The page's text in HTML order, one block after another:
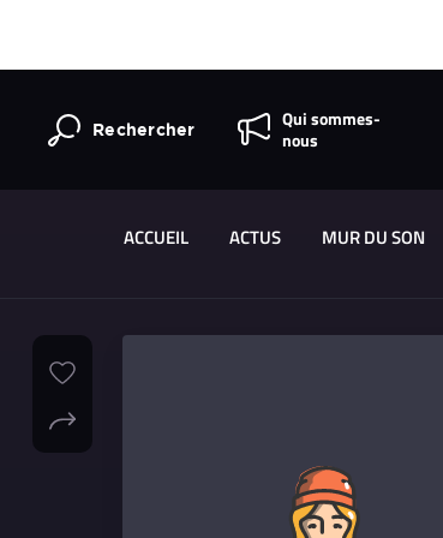
Rechercher
Qui sommes-
nous
ACCUEIL ACTUS MUR DU SON